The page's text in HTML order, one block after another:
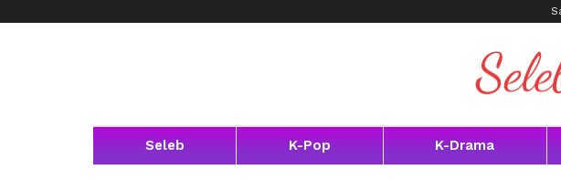
Seleb K-Pop K-Drama